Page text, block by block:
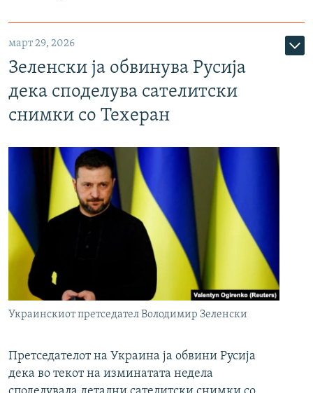
март 29, 2026
Зеленски ја обвинува Русија
дека споделува сателитски
снимки со Техеран
Украинскиот претседател Володимир Зеленски
Претседателот на Украина ја обвини Русија
дека во текот на изминатата недела